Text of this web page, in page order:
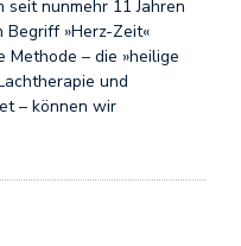
seit nunmehr 11 Jahren
»Herz-Zeit«
Methode – die »heilige
und
– können wir